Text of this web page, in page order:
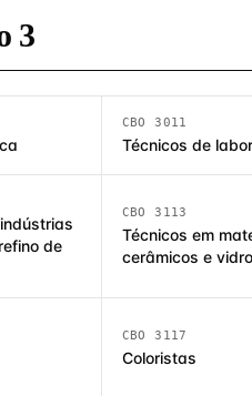
3
CBO 3011
Técnicos de
de
CBO 3113
Técnicos em
cerâmicos e
CBO 3117
Coloristas